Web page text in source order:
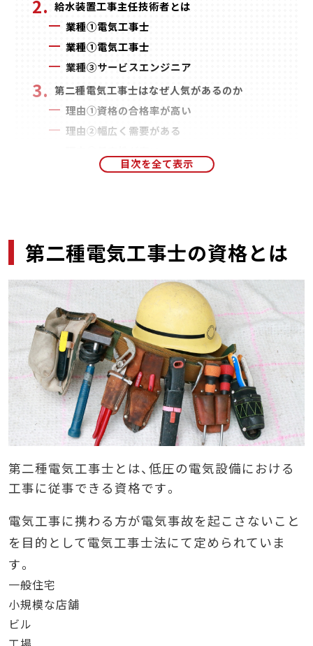
給水装置工事主任技術者とは
業種①電気工事士
業種①電気工事士
業種③サービスエンジニア
第二種電気工事士はなぜ人気があるのか
理由①資格の合格率が高い
理由②幅広く需要がある
未経験や30〜40代の転職でも大丈夫？
ポイント②資格を活かせる業界に転職する
資格取得をして転職を成功させよう
まとめ
第二種電気工事士の資格とは
第二種電気工事士とは、低圧の電気設備における
工事に従事できる資格です。
電気工事に携わる方が電気事故を起こさないこと
を目的として電気工事士法にて定められていま
す。
一般住宅
小規模な店舗
ビル